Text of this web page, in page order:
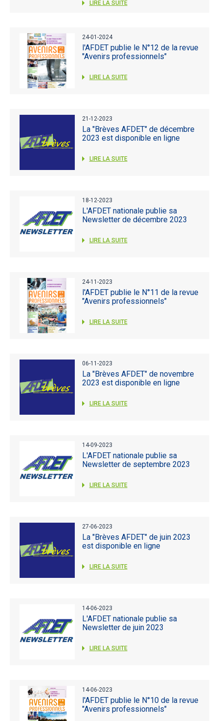
LIRE LA SUITE
24-01-2024
l'AFDET publie le N°12 de la revue
"Avenirs professionnels"
LIRE LA SUITE
21-12-2023
La "Brèves AFDET" de décembre
2023 est disponible en ligne
LIRE LA SUITE
18-12-2023
L'AFDET nationale publie sa
Newsletter de décembre 2023
LIRE LA SUITE
24-11-2023
l'AFDET publie le N°11 de la revue
"Avenirs professionnels"
LIRE LA SUITE
06-11-2023
La "Brèves AFDET" de novembre
2023 est disponible en ligne
LIRE LA SUITE
14-09-2023
L'AFDET nationale publie sa
Newsletter de septembre 2023
LIRE LA SUITE
27-06-2023
La "Brèves AFDET" de juin 2023
est disponible en ligne
LIRE LA SUITE
14-06-2023
L'AFDET nationale publie sa
Newsletter de juin 2023
LIRE LA SUITE
14-06-2023
l'AFDET publie le N°10 de la revue
"Avenirs professionnels"